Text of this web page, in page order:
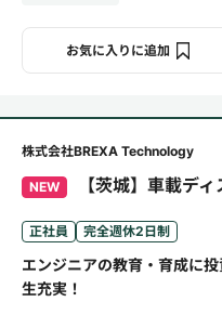
お気に入りに追加
株式会社BREXA Technology
NEW 【茨城】車載デ
正社員 完全週休2日制
エンジニアの教育・育成に
生充実！